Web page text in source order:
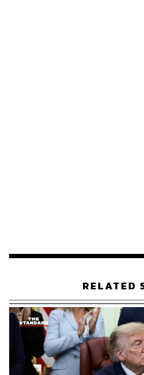
นอกจากนี้ไบเดนยังยืนยันว่าเข
แม้ว่าเขาจะสงวนท่าทีต่อประเ
ทรัมป์ที่รัฐเทนเนสซีเมื่อสัปดาห์
ขณะเดียวกันไบเดนยังโจมตีท
ทำให้คนอเมริกันเกิดความแต
และเพศ เพื่อหวังผลทางการเมือง
RELATED